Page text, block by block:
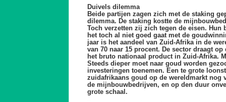
Duivels dilemma
Beide partijen zagen zich met de staking
dilemma. De staking kostte de
Toch verzetten zij zich tegen de eisen. Hun
het toch al niet goed gaat met de
jaar is het aandeel van Zuid-Afrika in de
van 70 naar 15 procent. De sector draagt
het bruto nationaal product in Zuid-Afrika.
Steeds dieper moet naar goud worden
investeringen toenemen. Een te grote
zuidafrikaans goud op de wereldmarkt nog
de mijnbouwbedrijven, en op den duur
grote schaal.